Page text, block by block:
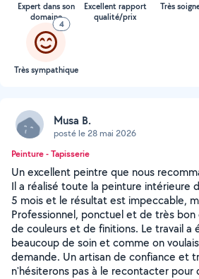
Expert dans son
domaine
Excellent rapport
qualité/prix
Très
4
Très sympathique
Musa B.
posté le 28 mai 2026
Peinture - Tapisserie
Un excellent peintre que nous
Il a réalisé toute la peinture intérieure
5 mois et le résultat est impeccable,
Professionnel, ponctuel et de très bon
de couleurs et de finitions. Le travail a
beaucoup de soin et comme on
demande. Un artisan de confiance et
n'hésiterons pas à le recontacter pour